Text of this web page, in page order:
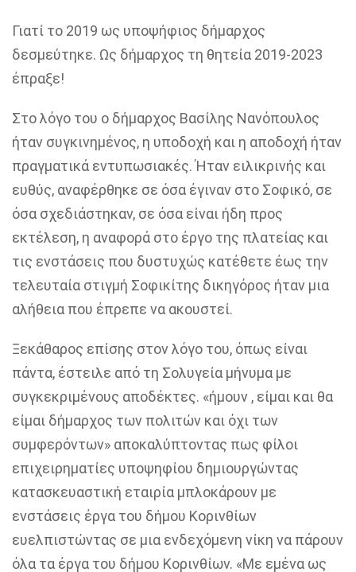
Γιατί το 2019 ως υποψήφιος δήμαρχος
δεσμεύτηκε. Ως δήμαρχος τη θητεία 2019-2023
έπραξε!
Στο λόγο του ο δήμαρχος Βασίλης Νανόπουλος
ήταν συγκινημένος, η υποδοχή και η αποδοχή ήταν
πραγματικά εντυπωσιακές.Ήταν ειλικρινής και
ευθύς, αναφέρθηκε σε όσα έγιναν στο Σοφικό, σε
όσα σχεδιάστηκαν, σε όσα είναι ήδη προς
εκτέλεση, η αναφορά στο έργο της πλατείας και
τις ενστάσεις που δυστυχώς κατέθετε έως την
τελευταία στιγμή Σοφικίτης δικηγόρος ήταν μια
αλήθεια που έπρεπε να ακουστεί.
Ξεκάθαρος επίσης στον λόγο του, όπως είναι
πάντα, έστειλε από τη Σολυγεία μήνυμα με
συγκεκριμένους αποδέκτες. «ήμουν , είμαι και θα
είμαι δήμαρχος των πολιτών και όχι των
συμφερόντων» αποκαλύπτοντας πως φίλοι
επιχειρηματίες υποψηφίου δημιουργώντας
κατασκευαστική εταιρία μπλοκάρουν με
ενστάσεις έργα του δήμου Κορινθίων
ευελπιστώντας σε μια ενδεχόμενη νίκη να πάρουν
όλα τα έργα του δήμου Κορινθίων. «Με εμένα ως